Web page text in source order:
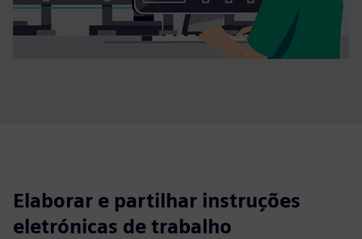
Elaborar e partilhar instruções
eletrónicas de trabalho